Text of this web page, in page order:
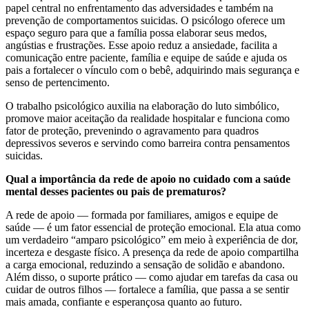
papel central no enfrentamento das adversidades e também na
prevenção de comportamentos suicidas. O psicólogo oferece um
espaço seguro para que a família possa elaborar seus medos,
angústias e frustrações. Esse apoio reduz a ansiedade, facilita a
comunicação entre paciente, família e equipe de saúde e ajuda os
pais a fortalecer o vínculo com o bebê, adquirindo mais segurança e
senso de pertencimento.
O trabalho psicológico auxilia na elaboração do luto simbólico,
promove maior aceitação da realidade hospitalar e funciona como
fator de proteção, prevenindo o agravamento para quadros
depressivos severos e servindo como barreira contra pensamentos
suicidas.
Qual a importância da rede de apoio no cuidado com a saúde
mental desses pacientes ou pais de prematuros?
A rede de apoio — formada por familiares, amigos e equipe de
saúde — é um fator essencial de proteção emocional. Ela atua como
um verdadeiro “amparo psicológico” em meio à experiência de dor,
incerteza e desgaste físico. A presença da rede de apoio compartilha
a carga emocional, reduzindo a sensação de solidão e abandono.
Além disso, o suporte prático — como ajudar em tarefas da casa ou
cuidar de outros filhos — fortalece a família, que passa a se sentir
mais amada, confiante e esperançosa quanto ao futuro.